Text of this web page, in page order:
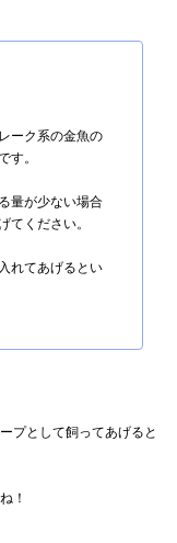
ーク系の金魚の
す。
量が少ない場合
てください。
れてあげるとい
プとして飼ってあげると
！